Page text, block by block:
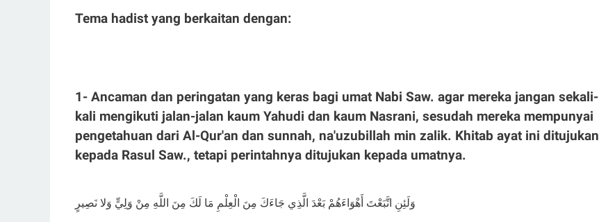
Tema hadist yang berkaitan dengan:
1- Ancaman dan peringatan yang keras bagi umat Nabi Saw. agar mereka jangan sekali-
kali mengikuti jalan-jalan kaum Yahudi dan kaum Nasrani, sesudah mereka mempunyai
pengetahuan dari Al-Qur'an dan sunnah, na'uzubillah min zalik. Khitab ayat ini ditujukan
kepada Rasul Saw., tetapi perintahnya ditujukan kepada umatnya.
وَلَئِنِ اتَّبَعْتَ أَهْوَاءَهُمْ بَعْدَ الَّذِي جَاءَكَ مِنَ الْعِلْمِ مَا لَكَ مِنَ اللَّهِ مِنْ وَلِيٍّ وَلا نَصِيرٍ